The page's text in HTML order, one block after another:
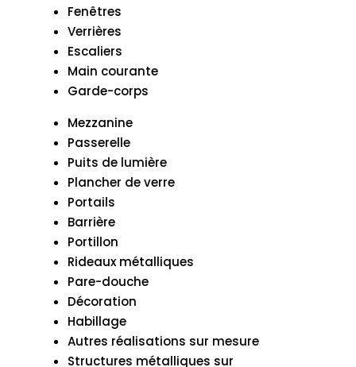
Fenêtres
Verrières
Escaliers
Main courante
Garde-corps
Mezzanine
Passerelle
Puits de lumière
Plancher de verre
Portails
Barrière
Portillon
Rideaux métalliques
Pare-douche
Décoration
Habillage
Autres réalisations sur mesure
Structures métalliques sur